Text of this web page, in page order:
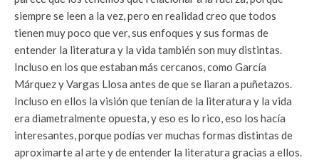
siempre se leen a la vez, pero en realidad creo que todos
tienen muy poco que ver, sus enfoques y sus formas de
entender la literatura y la vida también son muy distintas.
Incluso en los que estaban más cercanos, como García
Márquez y Vargas Llosa antes de que se liaran a puñetazos.
Incluso en ellos la visión que tenían de la literatura y la vida
era diametralmente opuesta, y eso es lo rico, eso los hacía
interesantes, porque podías ver muchas formas distintas de
aproximarte al arte y de entender la literatura gracias a ellos.